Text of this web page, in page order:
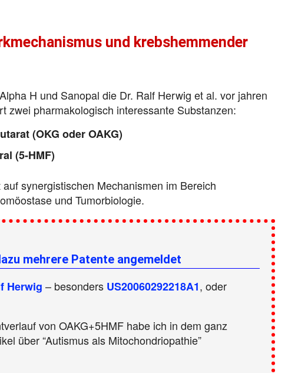
und krebshemmender
H und Sanopal die Dr. Ralf Herwig et al. vor jahren
zwei pharmakologisch interessante Substanzen:
(OKG oder OAKG)
(5-HMF)
synergistischen Mechanismen im Bereich
und Tumorbiologie.
mehrere Patente angemeldet
Herwig – besonders US20060292218A1, oder
von OAKG+5HMF habe ich in dem ganz
über “Autismus als Mitochondriopathie”